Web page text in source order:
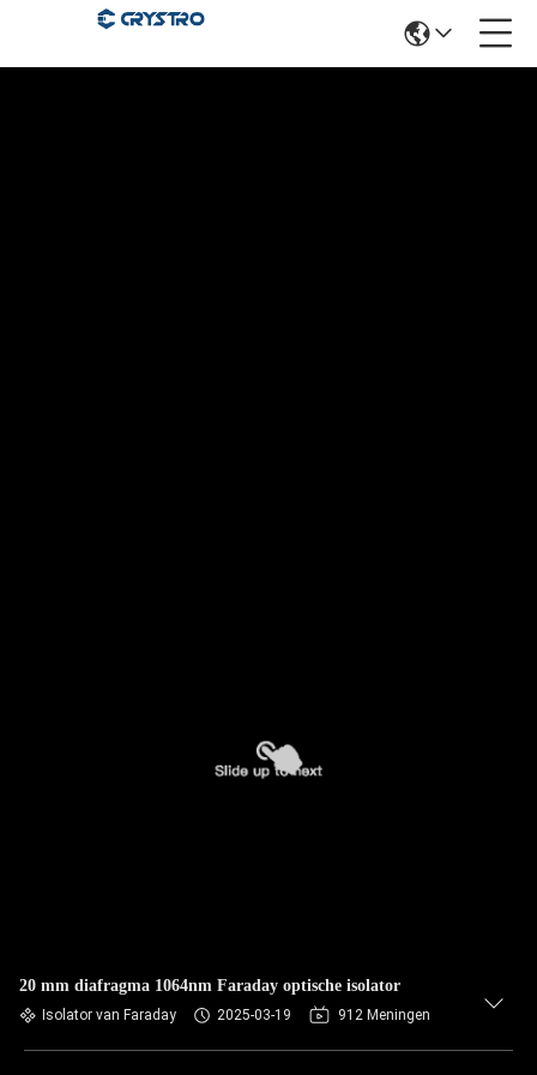
20 mm diafragma 1064nm Faraday optische isolator
Isolator van Faraday 2025-03-19 912 Meningen